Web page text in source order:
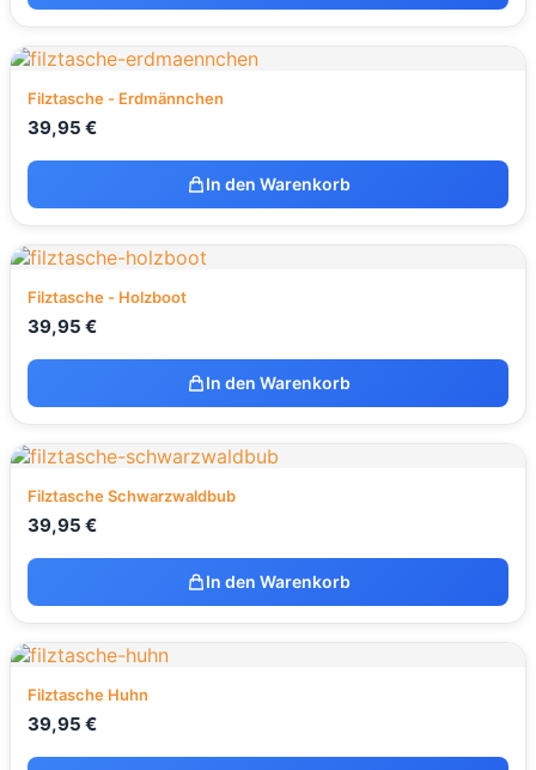
Filztasche - Erdmännchen
39,95 €
In den Warenkorb
Filztasche - Holzboot
39,95 €
In den Warenkorb
Filztasche Schwarzwaldbub
39,95 €
In den Warenkorb
Filztasche Huhn
39,95 €